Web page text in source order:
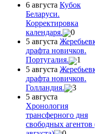
6 августа Кубок
Беларуси.
Корректировка
календаря.
0
5 августа
драфта новичков.
Португалия.
1
5 августа
драфта новичков.
Голландия.
3
5 августа
Хронология
трансферного дня
свободных агентов